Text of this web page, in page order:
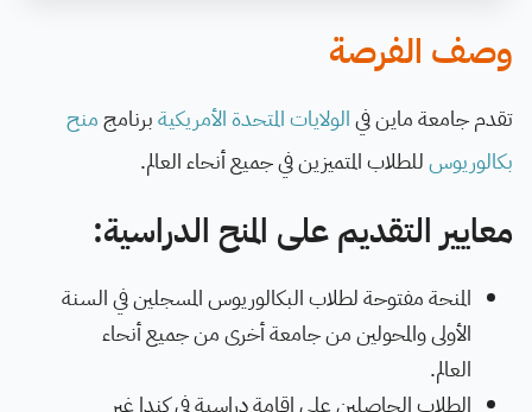
وصف الفرصة
تقدم جامعة ماين فيالولايات المتحدة الأمريكيةبرنامجمنح
بكالوريوسللطلاب المتميزين في جميع أنحاء العالم.
معايير التقديم على المنح الدراسية:
المنحة مفتوحة لطلاب البكالوريوس المسجلين في السنة
الأولى والمحولين من جامعة أخرى من جميع أنحاء
العالم.
الطلاب الحاصلين على إقامة دراسية في كندا غير